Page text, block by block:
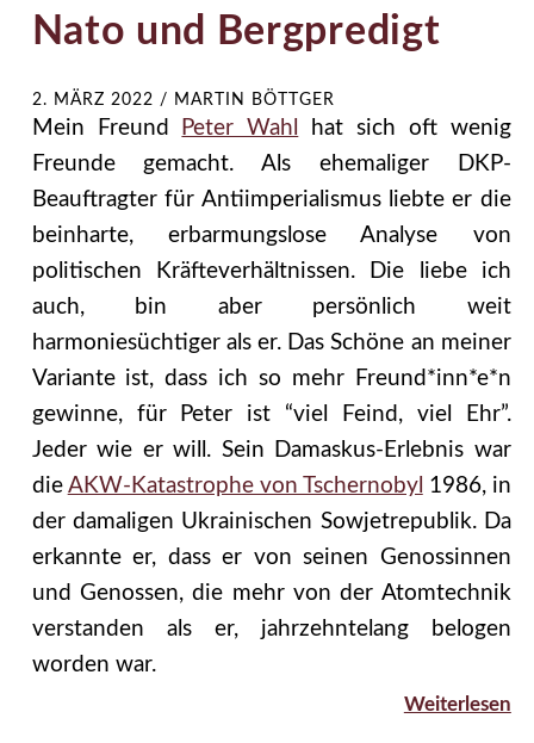
Nato und Bergpredigt
2. MÄRZ 2022 / MARTIN BÖTTGER
Mein Freund Peter Wahl
hat sich oft wenig
Freunde gemacht. Als ehemaliger DKP-
Beauftragter für Antiimperialismus liebte er die
beinharte, erbarmungslose Analyse von
politischen Kräfteverhältnissen. Die liebe ich
auch, bin aber persönlich weit
harmoniesüchtiger als er. Das Schöne an meiner
Variante ist, dass ich so mehr Freund*inn*e*n
gewinne, für Peter ist “viel Feind, viel Ehr”.
Jeder wie er will. Sein Damaskus-Erlebnis war
die AKW-Katastrophe von Tschernobyl 1986, in
der damaligen Ukrainischen Sowjetrepublik. Da
erkannte er, dass er von seinen Genossinnen
und Genossen, die mehr von der Atomtechnik
verstanden als er, jahrzehntelang belogen
worden war.
Weiterlesen